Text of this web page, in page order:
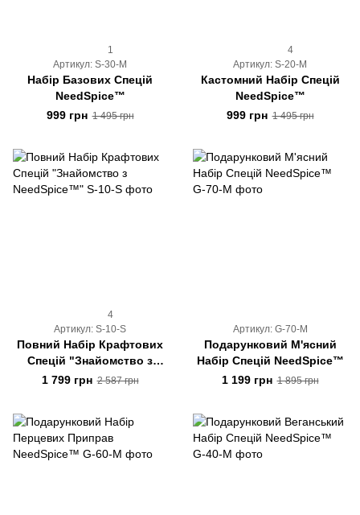
1
Артикул: S-30-M
Набір Базових Спецій
NeedSpice™
999 грн 1 495 грн
4
Артикул: S-20-M
Кастомний Набір Спецій
NeedSpice™
999 грн 1 495 грн
4
Артикул: S-10-S
Повний Набір Крафтових
Спецій "Знайомство з
NeedSpice™"
1 799 грн 2 587 грн
Артикул: G-70-M
Подарунковий М'ясний
Набір Спецій NeedSpice™
1 199 грн 1 895 грн